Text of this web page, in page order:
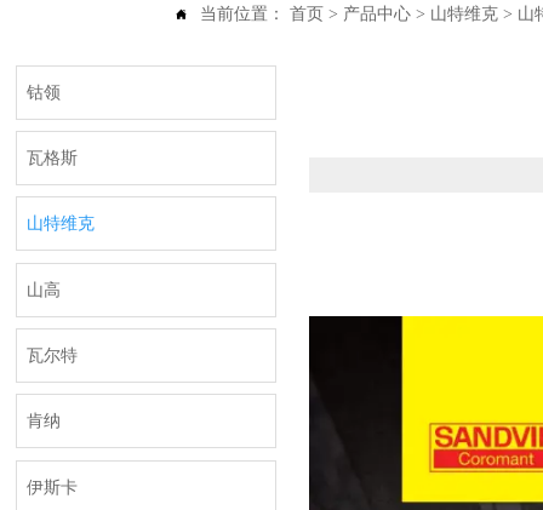
 当前位置：首页 > 产品中心 > 山特维克 > 山
钴领
瓦格斯
山特维克
山高
瓦尔特
肯纳
伊斯卡